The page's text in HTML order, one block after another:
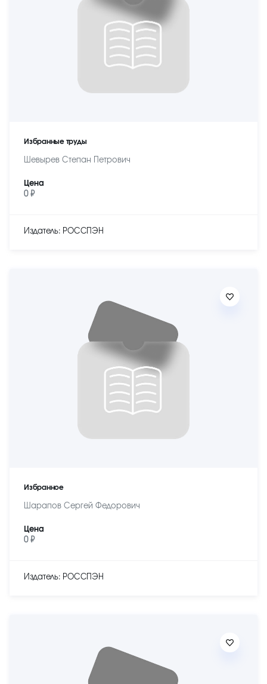
Избранные труды
Шевырев Степан Петрович
Цена
0 ₽
Издатель: РОССПЭН
Избранное
Шарапов Сергей Федорович
Цена
0 ₽
Издатель: РОССПЭН